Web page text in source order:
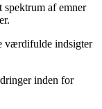
spektrum af emner
værdifulde indsigter
inden for